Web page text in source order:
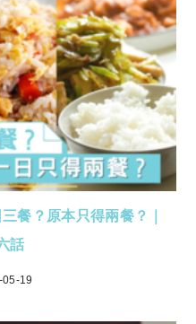
餐？原本只得兩餐？｜
話
19